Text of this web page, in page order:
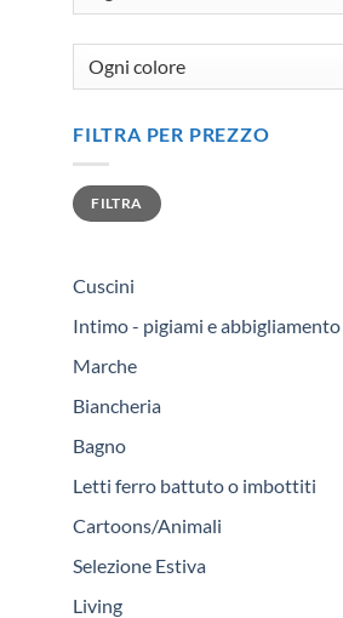
FILTRA PER PREZZO
Prezzo
Min
Prezzo
MaxFILTRA
Cuscini
Intimo - pigiami e abbigliamento
Marche
Biancheria
Bagno
Letti ferro battuto o imbottiti
Cartoons/Animali
Selezione Estiva
Living